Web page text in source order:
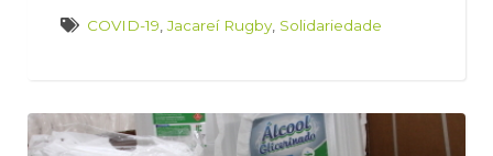
COVID-19 ,Jacareí Rugby Solidariedade